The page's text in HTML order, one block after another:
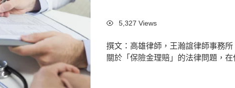
Views5,327 Views
撰文：高雄律師，王瀚誼律師事務
關於「保險金理賠」的法律問題，